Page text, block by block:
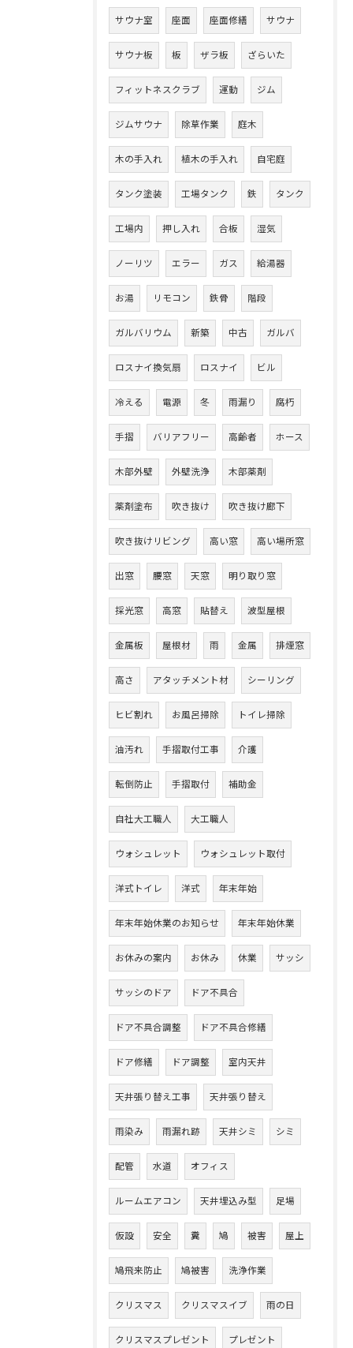
サウナ室 座面 座面修繕 サウナ
サウナ板 板 ザラ板 ざらいた
フィットネスクラブ 運動 ジム
ジムサウナ 除草作業 庭木
木の手入れ 植木の手入れ 自宅庭
タンク塗装 工場タンク 鉄 タンク
工場内 押し入れ 合板 湿気
ノーリツ エラー ガス 給湯器
お湯 リモコン 鉄骨 階段
ガルバリウム 新築 中古 ガルバ
ロスナイ換気扇 ロスナイ ビル
冷える 電源 冬 雨漏り 腐朽
手摺 バリアフリー 高齢者 ホース
木部外壁 外壁洗浄 木部薬剤
薬剤塗布 吹き抜け 吹き抜け廊下
吹き抜けリビング 高い窓 高い場所窓
出窓 腰窓 天窓 明り取り窓
採光窓 高窓 貼替え 波型屋根
金属板 屋根材 雨 金属 排煙窓
高さ アタッチメント材 シーリング
ヒビ割れ お風呂掃除 トイレ掃除
油汚れ 手摺取付工事 介護
転倒防止 手摺取付 補助金
自社大工職人 大工職人
ウォシュレット ウォシュレット取付
洋式トイレ 洋式 年末年始
年末年始休業のお知らせ 年末年始休業
お休みの案内 お休み 休業 サッシ
サッシのドア ドア不具合
ドア不具合調整 ドア不具合修繕
ドア修繕 ドア調整 室内天井
天井張り替え工事 天井張り替え
雨染み 雨漏れ跡 天井シミ シミ
配管 水道 オフィス
ルームエアコン 天井埋込み型 足場
仮設 安全 糞 鳩 被害 屋上
鳩飛来防止 鳩被害 洗浄作業
クリスマス クリスマスイブ 雨の日
クリスマスプレゼント プレゼント